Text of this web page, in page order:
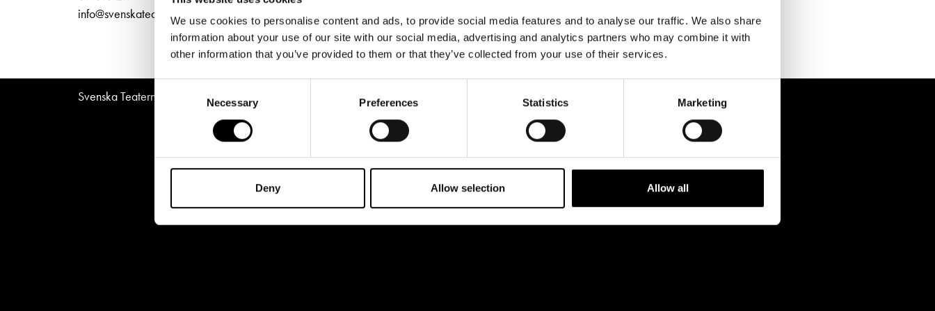
We use cookies to personalise content and ads, to provide social media features and to analyse our traffic. We also share
information about your use of our site with our social media, advertising and analytics partners who may combine it with
other information that you’ve provided to them or that they’ve collected from your use of their services.
Necessary Preferences Statistics Marketing
Deny Allow selection Allow all
Platskarta
Press
Jobba hos oss
Svenska Teatern Live
info@svenskateatern.fi
Jobba hos oss
Svenska Teatern © All Rights Reserved 2026